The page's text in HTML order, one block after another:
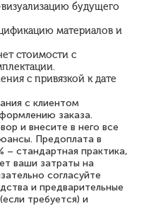
будущего
материалов и
стоимости с
с привязкой к дате
с клиентом
заказа.
и внесите в него все
Предоплата в
– стандартная практика,
ваши затраты на
согласуйте
и предварительные
требуется) и